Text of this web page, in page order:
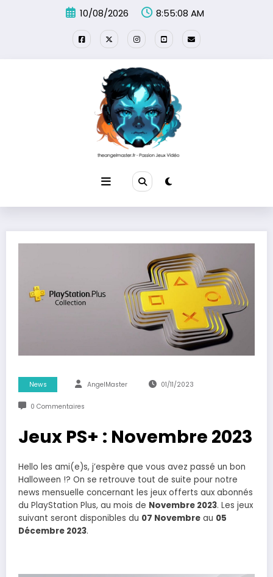
10/08/2026 8:55:09 AM
News AngelMaster 01/11/2023
0 Commentaires
Jeux PS+ : Novembre 2023
Hello les ami(e)s, j’espère que vous avez passé un bon
Halloween !? On se retrouve tout de suite pour notre
news mensuelle concernant les jeux offerts aux abonnés
du PlayStation Plus, au mois de Novembre 2023. Les jeux
suivant seront disponibles du 07 Novembre au 05
Décembre 2023.